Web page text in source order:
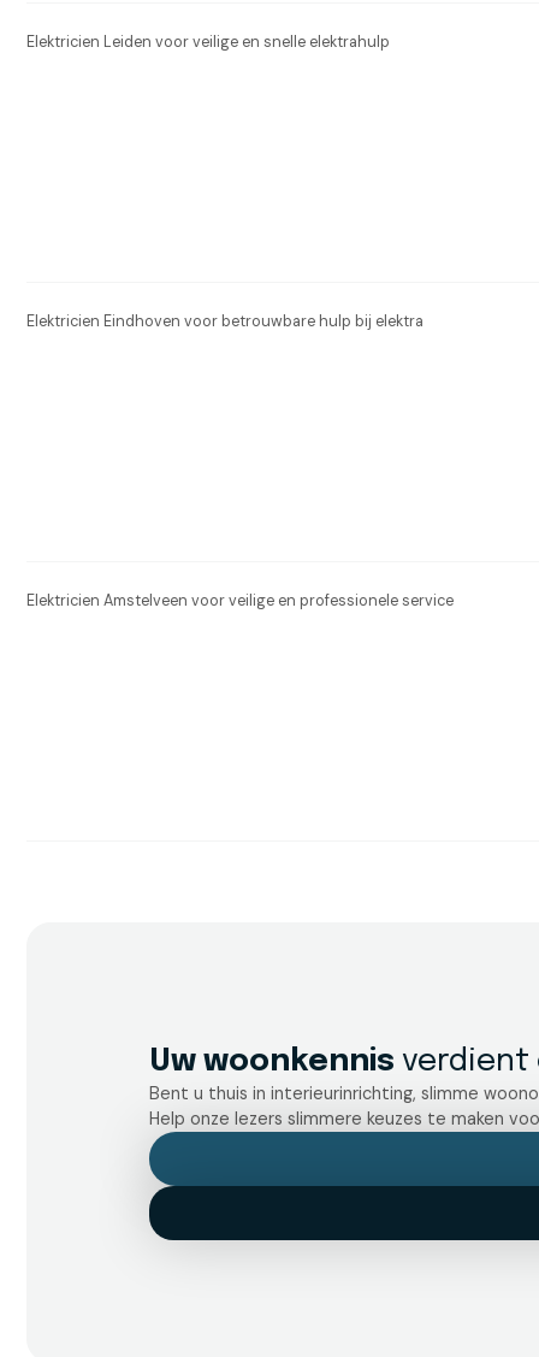
Elektricien Leiden voor veilige en snelle elektrahulp
Elektricien Eindhoven voor betrouwbare hulp bij elektra
Elektricien Amstelveen voor veilige en professionele service
Uw woonkennis verdient
Bent u thuis in interieurinrichting, slimme
Help onze lezers slimmere keuzes te maken